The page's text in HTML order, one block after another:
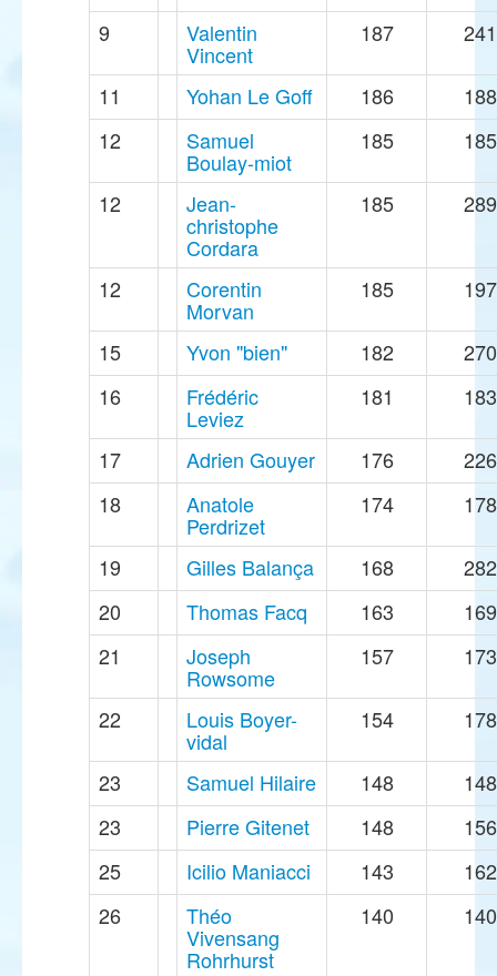
9
Valentin
Vincent
187 241
11 Yohan Le Goff 186
188
12
Samuel
Boulay-miot
185 185
12 Jean-
christophe
Cordara
185 289
12 Corentin
Morvan
185 197
15 Yvon "bien" 182
270
16
Frédéric
Leviez
181 183
17 Adrien Gouyer 176
226
18
Anatole
Perdrizet
174 178
19 Gilles Balança 168
282
20
Thomas Facq 163
169
21
Joseph
Rowsome
157 173
22 Louis Boyer-
vidal
154 178
23 Samuel Hilaire 148
148
23
Pierre Gitenet 148
156
25
Icilio Maniacci 143
162
26
Théo
Vivensang
Rohrhurst
140 140